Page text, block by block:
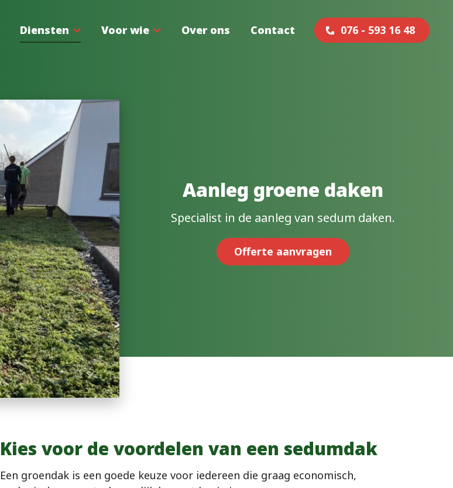
Diensten Voor wie Over ons Contact 076 - 593 16 48
Aanleg groene daken
Specialist in de aanleg van sedum daken.
Offerte aanvragen
Kies voor de voordelen van een sedumdak
Een groendak is een goede keuze voor iedereen die graag economisch,